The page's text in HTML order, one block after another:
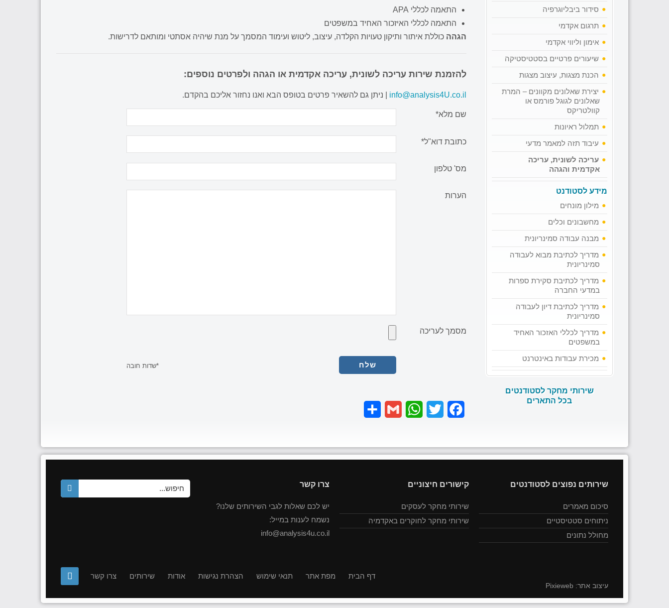
סידור ביבליוגרפיה
תרגום אקדמי
אימון וליווי אקדמי
שיעורים פרטיים בסטטיסטיקה
הכנת מצגות, עיצוב מצגות
יצירת שאלונים מקוונים – המרת
שאלונים לגוגל פורמס או
קוולטריקס
תמלול ראיונות
עיבוד תזה למאמר מדעי
עריכה לשונית, עריכה
אקדמית והגהה
מידע לסטודנט
מילון מונחים
מחשבונים וכלים
מבנה עבודה סמינריונית
מדריך לכתיבת מבוא לעבודה
סמינריונית
מדריך לכתיבת סקירת ספרות
במדעי החברה
מדריך לכתיבת דיון לעבודה
סמינריונית
מדריך לכללי האזכור האחיד
במשפטים
מכירת עבודות באינטרנט
שירותי מחקר לסטודנטים
בכל התארים
התאמה לכללי APA
התאמה לכללי האיזכור האחיד במשפטים
הגההכוללת איתור ותיקון טעויות הקלדה, עיצוב, ליטוש ועימוד המסמך על מנת שיהיה אסתטי ומותאם לדרישות.
להזמנת שירות עריכה לשונית, עריכה אקדמית או הגהה ולפרטים נוספים:
info@analysis4U.co.il | ניתן גם להשאיר פרטים בטופס הבא ואנו נחזור אליכם בהקדם.
שם מלא*
כתובת דוא"ל*
מס' טלפון
הערות
מסמך לעריכה
*שדות חובה
Facebook
Twitter
WhatsApp
Gmail
שירותים נפוצים לסטודנטים
סיכום מאמרים
ניתוחים סטטיסטיים
מחולל נתונים
קישורים חיצוניים
שירותי מחקר לעסקים
שירותי מחקר לחוקרים באקדמיה
צרו קשר
יש לכם שאלות לגבי השירותים שלנו?
נשמח לענות במייל:
info@analysis4u.co.il
עיצוב אתר: Pixieweb
דף הבית מפת אתר תנאי שימוש הצהרת נגישות אודות שירותים צרו קשר